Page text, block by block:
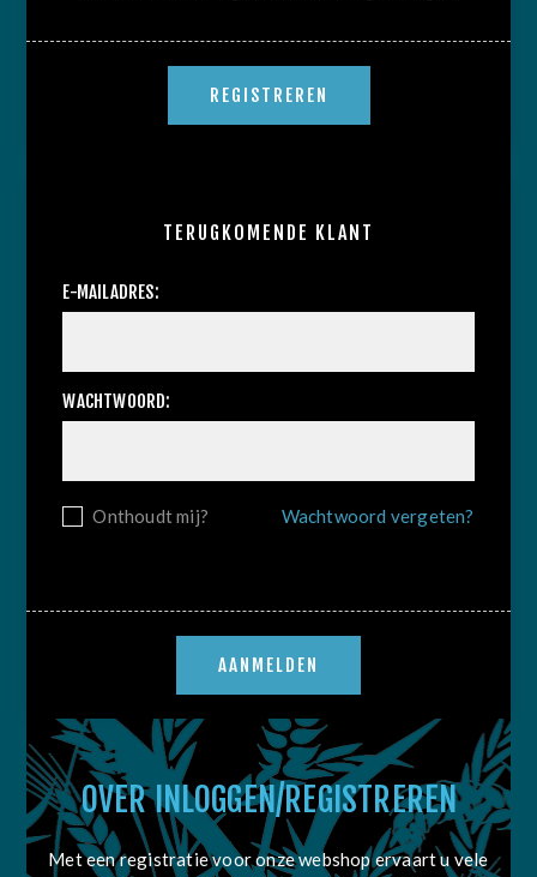
TERUGKOMENDE KLANT
E-MAILADRES:
WACHTWOORD:
Onthoudt mij? Wachtwoord vergeten?
OVER INLOGGEN/REGISTREREN
Met een registratie voor onze webshop ervaart u vele